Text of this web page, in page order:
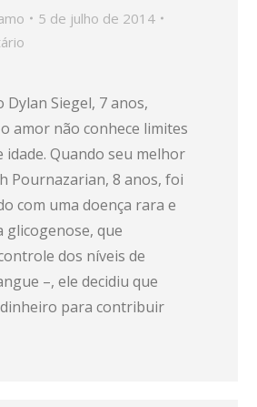
5 de julho de 2014
Dylan Siegel, 7 anos,
amor não conhece limites
idade. Quando seu melhor
Pournazarian, 8 anos, foi
com uma doença rara e
glicogenose, que
dos níveis de
–, ele decidiu que
para contribuir